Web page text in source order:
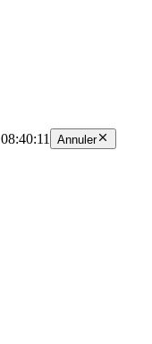
08:40:11 Annuler